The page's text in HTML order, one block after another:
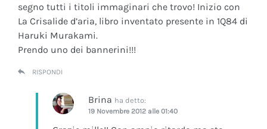
segno tutti i titoli immaginari che trovo! Inizio con
La Crisalide d’aria, libro inventato presente in 1Q84 di
Haruki Murakami.
Prendo uno dei bannerini!!!
RISPONDI
Brina ha detto:
19 Novembre 2012 alle 01:40